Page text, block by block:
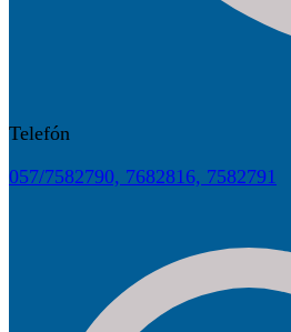
Telefón
057/7582790, 7682816, 7582791